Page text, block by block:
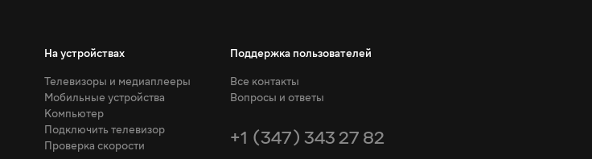
На устройствах
Телевизоры и медиаплееры
Мобильные устройства
Компьютер
Подключить телевизор
Проверка скорости
Поддержка пользователей
Все контакты
Вопросы и ответы
+1 (347) 343 27 82